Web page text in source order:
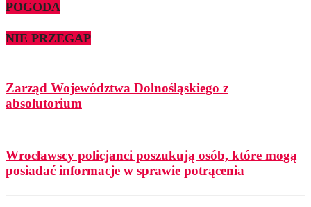
POGODA
NIE PRZEGAP
Zarząd Województwa Dolnośląskiego z
absolutorium
Wrocławscy policjanci poszukują osób, które mogą
posiadać informacje w sprawie potrącenia